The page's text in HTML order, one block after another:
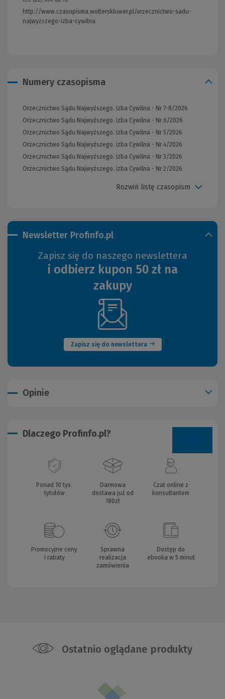
Newsletter Profinfo.pl
Zapisz się do naszego newslettera
i odbierz kupon 50 zł na
zakupy
Zapisz się do newslettera
(Nowe
okno)
http://www.czasopisma.wolterskluwer.pl/orzecznictwo-sadu-
najwyzszego-izba-cywilna
Numery czasopisma
Orzecznictwo Sądu Najwyższego. Izba Cywilna - Nr 7-8/2026
Orzecznictwo Sądu Najwyższego. Izba Cywilna - Nr 6/2026
Orzecznictwo Sądu Najwyższego. Izba Cywilna - Nr 5/2026
Orzecznictwo Sądu Najwyższego. Izba Cywilna - Nr 4/2026
Orzecznictwo Sądu Najwyższego. Izba Cywilna - Nr 3/2026
Orzecznictwo Sądu Najwyższego. Izba Cywilna - Nr 2/2026
Rozwiń listę czasopism
Opinie
Dlaczego Profinfo.pl?
Ponad 10 tys.
tytułów
Darmowa
dostawa już od
180zł
Czat online z
konsultantem
Promocyjne ceny
i rabaty
Sprawna
realizacja
zamówienia
Dostęp do
ebooka w 5 minut
Ostatnio oglądane produkty